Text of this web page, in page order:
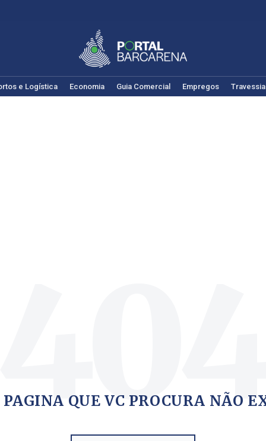
e Logística Economia Guia Comercial Empregos
PAGINA QUE VC PROCURA NÃO